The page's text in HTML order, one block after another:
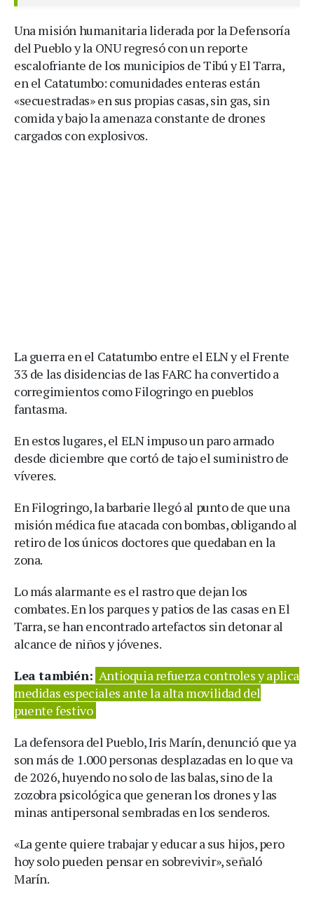
Una misión humanitaria liderada por la Defensoría
del Pueblo y la ONU regresó con un reporte
escalofriante de los municipios de Tibú y El Tarra,
en el Catatumbo: comunidades enteras están
«secuestradas» en sus propias casas, sin gas, sin
comida y bajo la amenaza constante de drones
cargados con explosivos.
La guerra en el Catatumbo entre el ELN y el Frente
33 de las disidencias de las FARC ha convertido a
corregimientos como Filogringo en pueblos
fantasma.
En estos lugares, el ELN impuso un paro armado
desde diciembre que cortó de tajo el suministro de
víveres.
En Filogringo, la barbarie llegó al punto de que una
misión médica fue atacada con bombas, obligando al
retiro de los únicos doctores que quedaban en la
zona.
Lo más alarmante es el rastro que dejan los
combates. En los parques y patios de las casas en El
Tarra, se han encontrado artefactos sin detonar al
alcance de niños y jóvenes.
Lea también: Antioquia refuerza controles y aplica
medidas especiales ante la alta movilidad del
puente festivo
La defensora del Pueblo, Iris Marín, denunció que ya
son más de 1.000 personas desplazadas en lo que va
de 2026, huyendo no solo de las balas, sino de la
zozobra psicológica que generan los drones y las
minas antipersonal sembradas en los senderos.
«La gente quiere trabajar y educar a sus hijos, pero
hoy solo pueden pensar en sobrevivir», señaló
Marín.